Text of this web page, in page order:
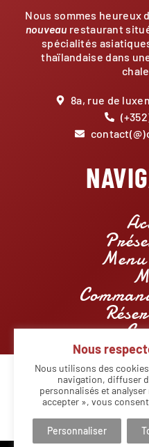
Nous
Nous utilisons des
navigation, diffuser
personnalisés et
accepter », vous
Personnaliser
Nous sommes heureux
nouveau restaurant
spécialités
thaïlandaise dans
8a, rue de
© Copyright - Restaurant
AgencyMarkeasy